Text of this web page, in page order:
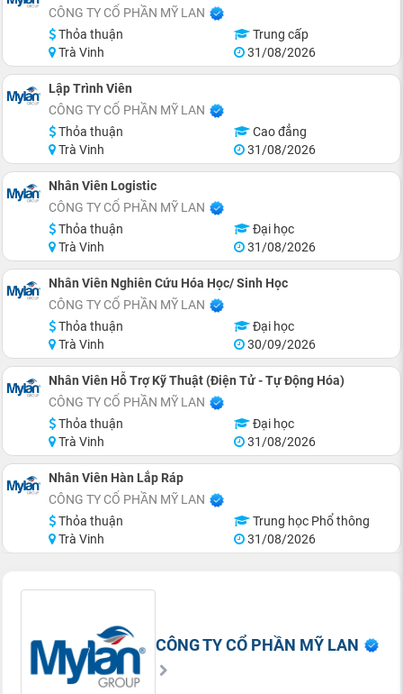
CÔNG TY CỔ PHẦN MỸ LAN
Thỏa thuận
Trung cấp
Trà Vinh
31/08/2026
Lập Trình Viên
CÔNG TY CỔ PHẦN MỸ LAN
Thỏa thuận
Cao đẳng
Trà Vinh
31/08/2026
Nhân Viên Logistic
CÔNG TY CỔ PHẦN MỸ LAN
Thỏa thuận
Đại học
Trà Vinh
31/08/2026
Nhân Viên Nghiên Cứu Hóa Học/ Sinh Học
CÔNG TY CỔ PHẦN MỸ LAN
Thỏa thuận
Đại học
Trà Vinh
30/09/2026
Nhân Viên Hỗ Trợ Kỹ Thuật (Điện Tử - Tự Động Hóa)
CÔNG TY CỔ PHẦN MỸ LAN
Thỏa thuận
Đại học
Trà Vinh
31/08/2026
Nhân Viên Hàn Lắp Ráp
CÔNG TY CỔ PHẦN MỸ LAN
Thỏa thuận
Trung học Phổ thông
Trà Vinh
31/08/2026
CÔNG TY CỔ PHẦN MỸ LAN